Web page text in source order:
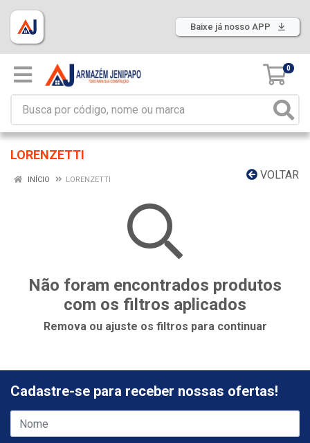
Baixe já nosso APP
0
LORENZETTI
VOLTAR
INÍCIO LORENZETTI
Não foram encontrados produtos
com os filtros aplicados
Remova ou ajuste os filtros para continuar
Cadastre-se para receber nossas ofertas!